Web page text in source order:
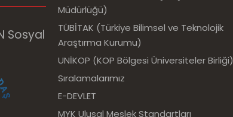
Müdürlüğü)
TÜBİTAK (Türkiye Bilimsel ve Teknolojik
Araştırma Kurumu)
UNİKOP (KOP Bölgesi Üniversiteler Birliği)
Sıralamalarımız
E-DEVLET
MYK Ulusal Meslek Standartları